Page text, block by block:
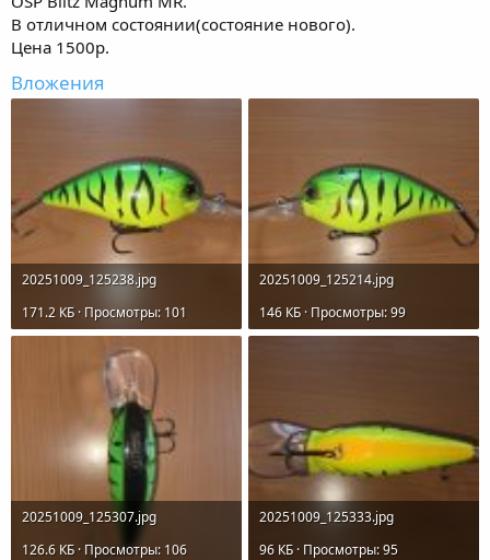
В отличном состоянии(состояние нового).
Цена 1500р.
Вложения
20251009_125238.jpg
171.2 КБ · Просмотры: 101
20251009_125214.jpg
146 КБ · Просмотры: 99
20251009_125307.jpg
126.6 КБ · Просмотры: 106
20251009_125333.jpg
96 КБ · Просмотры: 95